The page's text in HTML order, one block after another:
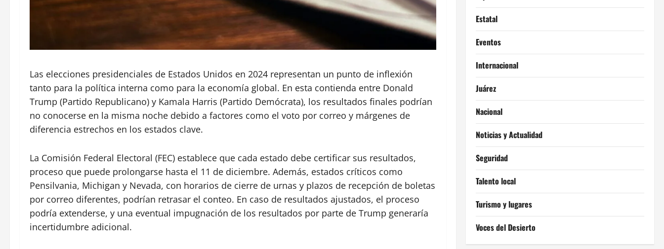
Las elecciones presidenciales de Estados Unidos en 2024 representan un punto de inflexión
tanto para la política interna como para la economía global. En esta contienda entre Donald
Trump (Partido Republicano) y Kamala Harris (Partido Demócrata), los resultados finales podrían
no conocerse en la misma noche debido a factores como el voto por correo y márgenes de
diferencia estrechos en los estados clave.
La Comisión Federal Electoral (FEC) establece que cada estado debe certificar sus resultados,
proceso que puede prolongarse hasta el 11 de diciembre. Además, estados críticos como
Pensilvania, Michigan y Nevada, con horarios de cierre de urnas y plazos de recepción de boletas
por correo diferentes, podrían retrasar el conteo. En caso de resultados ajustados, el proceso
podría extenderse, y una eventual impugnación de los resultados por parte de Trump generaría
incertidumbre adicional.
Estatal
Eventos
Internacional
Juárez
Nacional
Noticias y Actualidad
Seguridad
Talento local
Turismo y lugares
Voces del Desierto